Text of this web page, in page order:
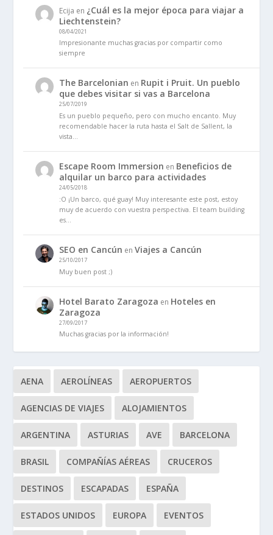
Ecija en ¿Cuál es la mejor época para viajar a
Liechtenstein?
08/04/2021
Impresionante muchas gracias por compartir como
siempre
The Barcelonian en Rupit i Pruit. Un pueblo
que debes visitar si vas a Barcelona
25/07/2019
Es un pueblo pequeño, pero con mucho encanto. Muy
recomendable hacer la ruta hasta el Salt de Sallent, la
vista…
Escape Room Immersion en Beneficios de
alquilar un barco para actividades
24/05/2018
:O ¡Un barco, qué guay! Muy interesante este post, estoy
muy de acuerdo con vuestra perspectiva. El team building
es…
SEO en Cancún enViajes a Cancún
25/10/2017
Muy buen post ;)
Hotel Barato Zaragoza en Hoteles en
Zaragoza
27/09/2017
Muchas gracias por la información!
AENA AEROLÍNEAS AEROPUERTOS
AGENCIAS DE VIAJES ALOJAMIENTOS
ARGENTINA ASTURIAS AVE BARCELONA
BRASIL COMPAÑÍAS AÉREAS CRUCEROS
DESTINOS ESCAPADAS ESPAÑA
ESTADOS UNIDOS EUROPA EVENTOS